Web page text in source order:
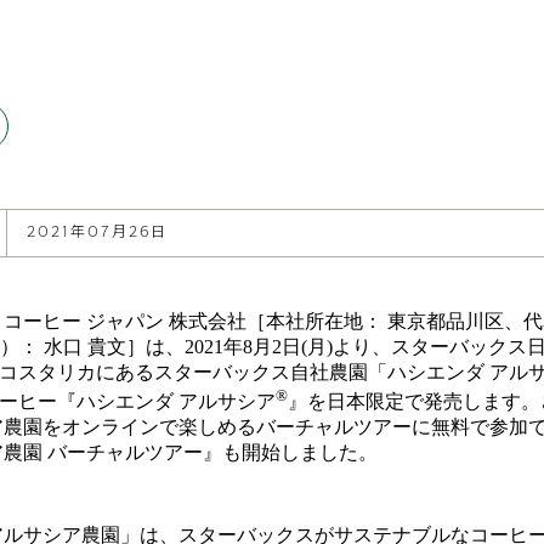
2021年07月26日
ーヒー ジャパン 株式会社［本社所在地： 東京都品川区、
： 水口 貴文］は、2021年8月2日(月)より、スターバックス
スタリカにあるスターバックス自社農園「ハシエンダ アル
ヒー『ハシエンダ アルサシア®』を日本限定で発売します
園をオンラインで楽しめるバーチャルツアーに無料で参加
園 バーチャルツアー』も開始しました。
サシア農園」は、スターバックスがサステナブルなコーヒ